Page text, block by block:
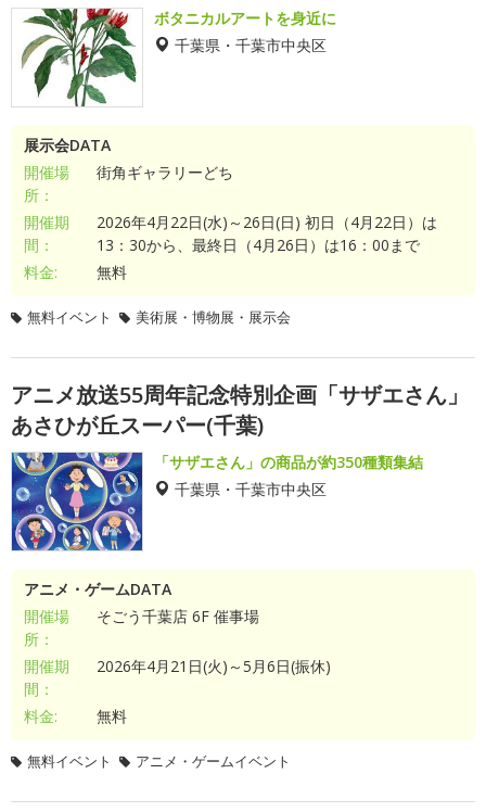
ボタニカルアートを身近に
千葉県・千葉市中央区
展示会DATA
開催場
所：
街角ギャラリーどち
開催期
間：
2026年4月22日(水)～26日(日) 初日（4月22日）は
13：30から、最終日（4月26日）は16：00まで
料金:
無料
無料イベント 美術展・博物展・展示会
アニメ放送55周年記念特別企画「サザエさん」
あさひが丘スーパー(千葉)
「サザエさん」の商品が約350種類集結
千葉県・千葉市中央区
アニメ・ゲームDATA
開催場
所：
そごう千葉店 6F 催事場
開催期
間：
2026年4月21日(火)～5月6日(振休)
料金: 無料
無料イベント アニメ・ゲームイベント